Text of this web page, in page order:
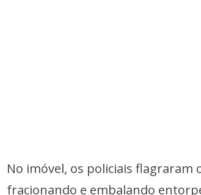
No imóvel, os policiais flagraram
fracionando e embalando